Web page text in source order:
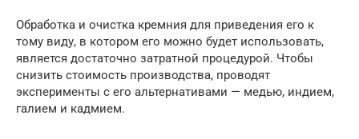
Обработка и очистка кремния для приведения его к
тому виду, в котором его можно будет использовать,
является достаточно затратной процедурой. Чтобы
снизить стоимость производства, проводят
эксперименты с его альтернативами — медью, индием,
галием и кадмием.